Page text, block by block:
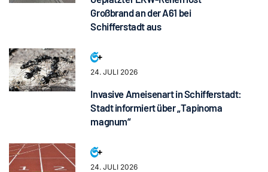
Großbrand an der A61 bei
Schifferstadt aus
24. JULI 2026
Invasive Ameisenart in Schifferstadt:
Stadt informiert über „Tapinoma
magnum“
24. JULI 2026